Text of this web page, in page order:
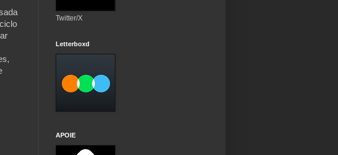
Twitter/X
Letterboxd
APOIE